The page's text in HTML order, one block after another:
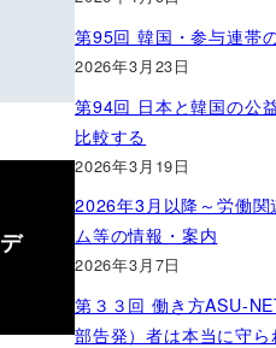
第95回 韓国・参与連帯
2026年3月23日
第94回 日本と韓国の公
比較する
2026年3月19日
2026年3月以降～労働関
ム等の情報・案内
2026年3月7日
第３３回 働き方ASU-
部告発）者は本当に守